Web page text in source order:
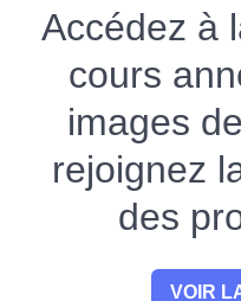
Accédez à
cours
images
rejoignez
des
VOIR